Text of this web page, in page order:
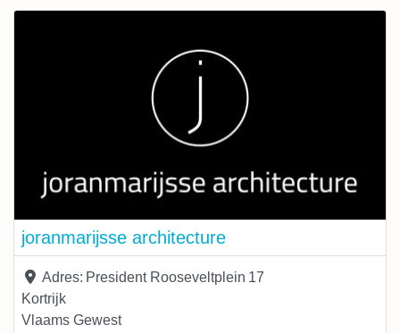
opvatting van ruimtelijk ontwerp als een breed inzetbaar
joranmarijsse architecture
Adres: President Rooseveltplein 17
Kortrijk
Vlaams Gewest